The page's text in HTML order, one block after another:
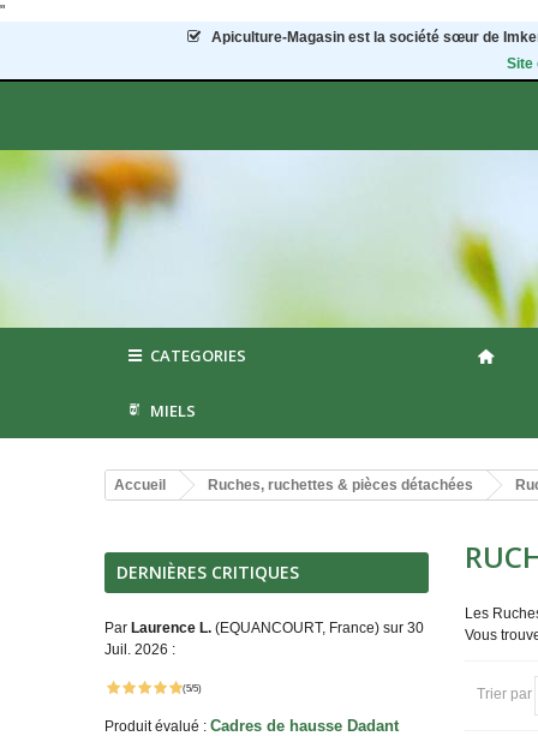
"
Apiculture-Magasin est la société sœur de
Site
CATEGORIES
MIELS
Accueil Ruches, ruchettes & pièces détachées
DERNIÈRES CRITIQUES
Par Laurence L. (EQUANCOURT, France) sur 30
Juil. 2026 :
(5/5)
Produit évalué : Cadres de hausse Dadant
Les
Vous
Trier par